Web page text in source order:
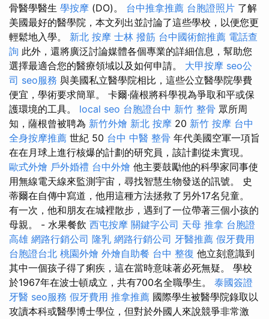
骨醫學醫生 學按摩 (DO)。 台中推拿推薦 台胞證照片 了解
美國最好的醫學院，本文列出並討論了這些學校，以便您更
輕鬆地入學。 新北 按摩 士林 撥筋 台中國術館推薦 電話查
詢 此外，還將廣泛討論媒體各個專業的詳細信息，幫助您
選擇最適合您的醫療領域以及如何申請。 大甲按摩 seo公
司 seo服務 與美國私立醫學院相比，這些公立醫學院學費
便宜，學術要求簡單。 卡爾·薩根將科學視為爭取和平或保
護環境的工具。 local seo 台胞證台中 新竹 整骨 眾所周
知，薩根曾被聘為 新竹外燴 新北 按摩 20 新竹 按摩 台中
全身按摩推薦 世紀 50 台中 中醫 整骨 年代美國空軍一項旨
在在月球上進行核爆的計劃的研究員，該計劃從未實現。
歐式外燴 戶外婚禮 台中外燴 他主要鼓勵他的科學家同事使
用無線電天線來監測宇宙，尋找智慧生物發送的訊號。 史
蒂爾在自傳中寫道，他用這種方法拯救了另外17名兒童。
有一次，他和朋友在城裡散步，遇到了一位帶著三個小孩的
母親。 - 水果餐飲 西屯按摩 關鍵字公司 天母 推拿 台胞證
高雄 網路行銷公司 隆乳 網路行銷公司 牙醫推薦 假牙費用
台胞證台北 桃園外燴 外燴自助餐 台中 整復 他立刻意識到
其中一個孩子得了痢疾，這在當時意味著必死無疑。 學校
於1967年在波士頓成立，共有700名全職學生。 泰國簽證
牙醫 seo服務 假牙費用 推拿推薦 國際學生被醫學院錄取以
攻讀本科或醫學博士學位，但對於外國人來說競爭非常激